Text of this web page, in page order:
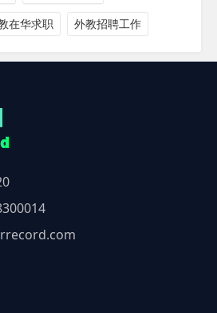
在华求职 外教招聘工作